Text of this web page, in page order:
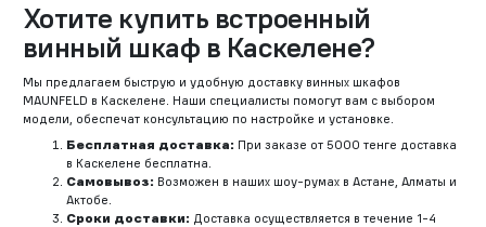
Хотите купить встроенный
винный шкаф в Каскелене?
Мы предлагаем быструю и удобную доставку винных шкафов
MAUNFELD в Каскелене. Наши специалисты помогут вам с выбором
модели, обеспечат консультацию по настройке и установке.
Бесплатная доставка: При заказе от 5000 тенге доставка
в Каскелене бесплатна.
Самовывоз: Возможен в наших шоу-румах в Астане, Алматы и
Актобе.
Сроки доставки: Доставка осуществляется в течение 1-4